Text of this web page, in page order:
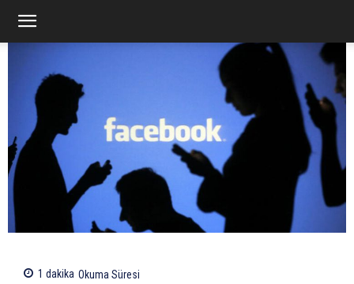
1 dakika Okuma Süresi